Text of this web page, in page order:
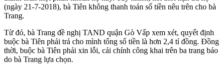
(ngày 21-7-2018), bà Tiên không thanh toán số tiền nêu trên cho bà
Trang.
Từ đó, bà Trang đề nghị TAND quận Gò Vấp xem xét, quyết định
buộc bà Tiên phải trả cho mình tổng số tiền là hơn 2,4 tỉ đồng. Đồng
thời, buộc bà Tiên phải xin lỗi, cải chính công khai trên ba trang báo
do bà Trang lựa chọn.